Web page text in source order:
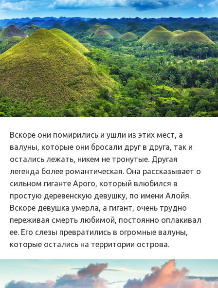
Вскоре они помирились и ушли из этих мест, а
валуны, которые они бросали друг в друга, так и
остались лежать, никем не тронутые. Другая
легенда более романтическая. Она рассказывает о
сильном гиганте Арого, который влюбился в
простую деревенскую девушку, по имени Алойя.
Вскоре девушка умерла, а гигант, очень трудно
переживая смерть любимой, постоянно оплакивал
ее. Его слезы превратились в огромные валуны,
которые остались на территории острова.